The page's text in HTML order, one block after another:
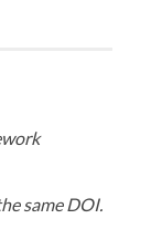
same DOI.